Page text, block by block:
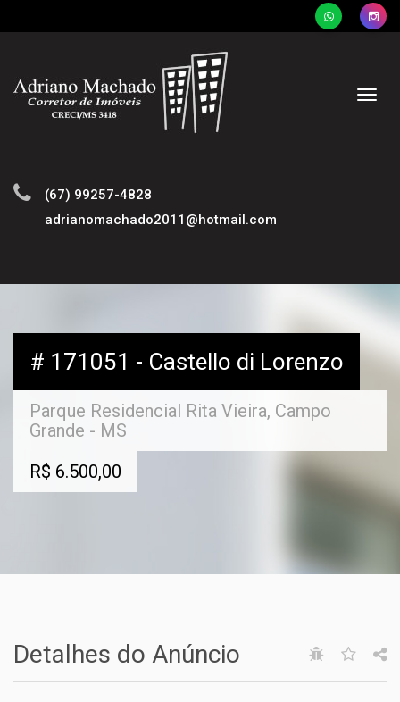
(67) 99257-4828
adrianomachado2011@hotmail.com
# 171051 - Castello di Lorenzo
Parque Residencial Rita Vieira, Campo
Grande - MS
R$ 6.500,00
Detalhes do Anúncio